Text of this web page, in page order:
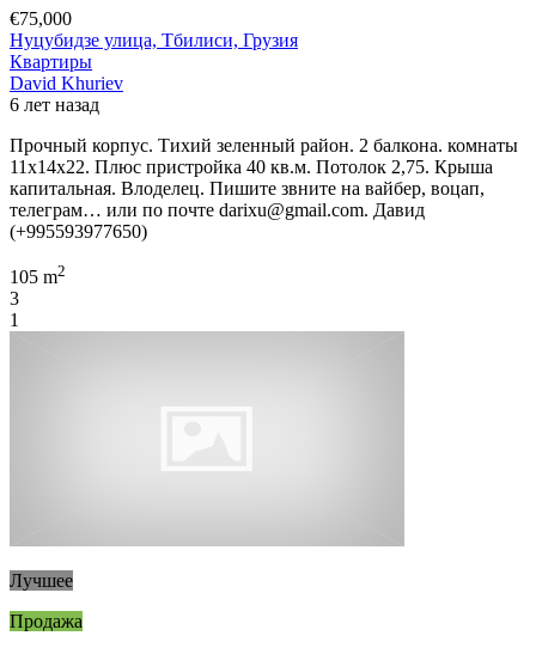
€75,000
Нуцубидзе улица, Тбилиси, Грузия
Квартиры
David Khuriev
6 лет назад
Прочный корпус. Тихий зеленный район. 2 балкона. комнаты
11х14х22. Плюс пристройка 40 кв.м. Потолок 2,75. Крыша
капитальная. Влоделец. Пишите звните на вайбер, воцап,
телеграм… или по почте darixu@gmail.com. Давид
(+995593977650)
105 m2
3
1
Лучшее
Продажа